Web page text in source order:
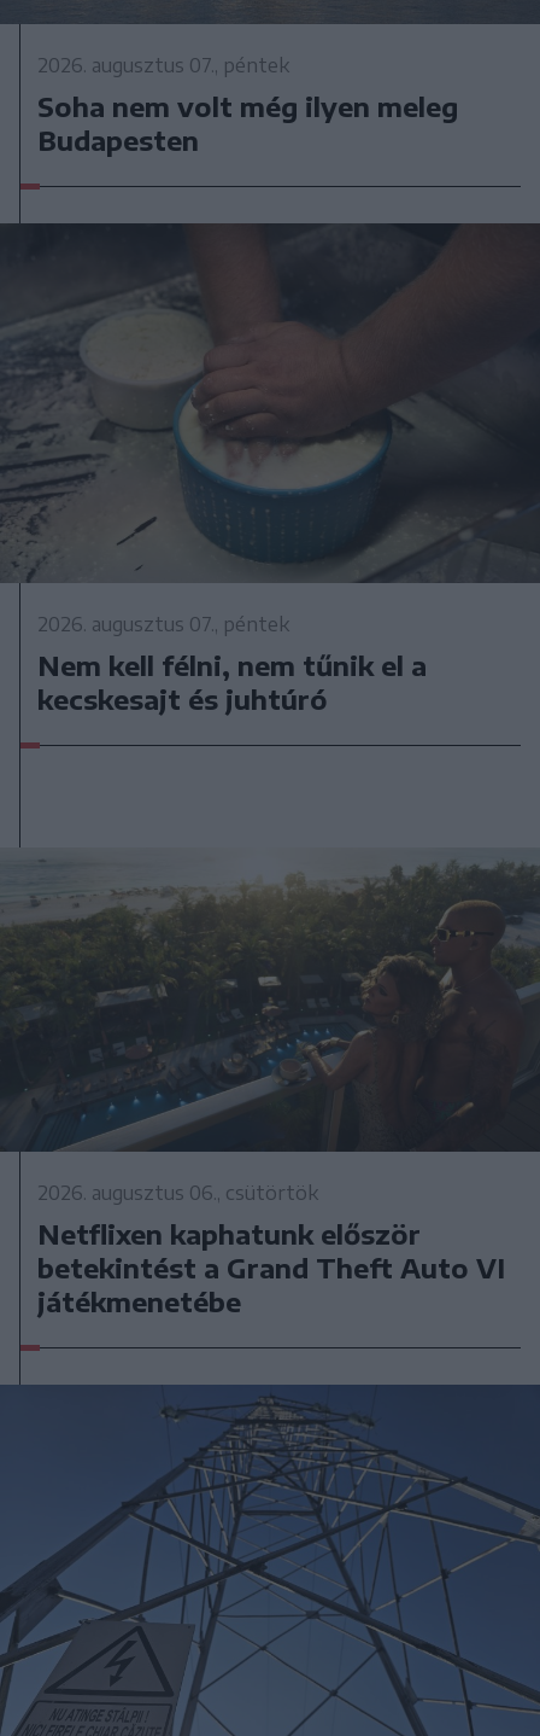
2026. augusztus 07., péntek
Soha nem volt még ilyen meleg
Budapesten
2026. augusztus 07., péntek
Nem kell félni, nem tűnik el a
kecskesajt és juhtúró
2026. augusztus 06., csütörtök
Netflixen kaphatunk először
betekintést a Grand Theft Auto VI
játékmenetébe